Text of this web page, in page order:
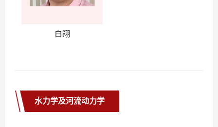
白翔
水力学及河流动力学